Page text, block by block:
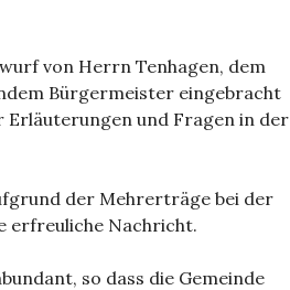
von Herrn Tenhagen, dem
Bürgermeister eingebracht
Erläuterungen und Fragen in der
der Mehrerträge bei der
erfreuliche Nachricht.
so dass die Gemeinde